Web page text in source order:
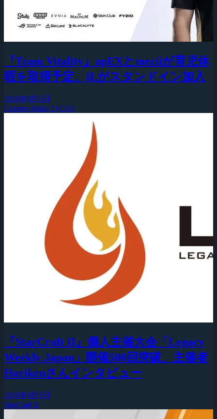
『Team Vitality』apEXとmeziiが育児休
暇を取得予定、jLがスタンドイン加入
2026年8月5日
Counter-Strike 2 (CS2)
『StarCraft II』個人主催大会「Legacy
Weekly Japan」開催500回突破、主催者
Horikenさんインタビュー
2026年8月5日
StarCraft II